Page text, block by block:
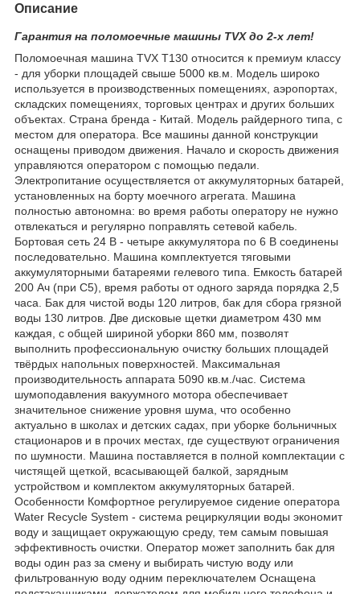
Описание
Гарантия на поломоечные машины TVX до 2-х лет!
Поломоечная машина TVX T130 относится к премиум классу
- для уборки площадей свыше 5000 кв.м. Модель широко
используется в производственных помещениях, аэропортах,
складских помещениях, торговых центрах и других больших
объектах. Страна бренда - Китай. Модель райдерного типа, с
местом для оператора. Все машины данной конструкции
оснащены приводом движения. Начало и скорость движения
управляются оператором с помощью педали.
Электропитание осуществляется от аккумуляторных батарей,
установленных на борту моечного агрегата. Машина
полностью автономна: во время работы оператору не нужно
отвлекаться и регулярно поправлять сетевой кабель.
Бортовая сеть 24 В - четыре аккумулятора по 6 В соединены
последовательно. Машина комплектуется тяговыми
аккумуляторными батареями гелевого типа. Емкость батарей
200 Ач (при С5), время работы от одного заряда порядка 2,5
часа. Бак для чистой воды 120 литров, бак для сбора грязной
воды 130 литров. Две дисковые щетки диаметром 430 мм
каждая, с общей шириной уборки 860 мм, позволят
выполнить профессиональную очистку больших площадей
твёрдых напольных поверхностей. Максимальная
производительность аппарата 5090 кв.м./час. Система
шумоподавления вакуумного мотора обеспечивает
значительное снижение уровня шума, что особенно
актуально в школах и детских садах, при уборке больничных
стационаров и в прочих местах, где существуют ограничения
по шумности. Машина поставляется в полной комплектации с
чистящей щеткой, всасывающей балкой, зарядным
устройством и комплектом аккумуляторных батарей.
Особенности Комфортное регулируемое сидение оператора
Water Recycle System - система рециркуляции воды экономит
воду и защищает окружающую среду, тем самым повышая
эффективность очистки. Оператор может заполнить бак для
воды один раз за смену и выбирать чистую воду или
фильтрованную воду одним переключателем Оснащена